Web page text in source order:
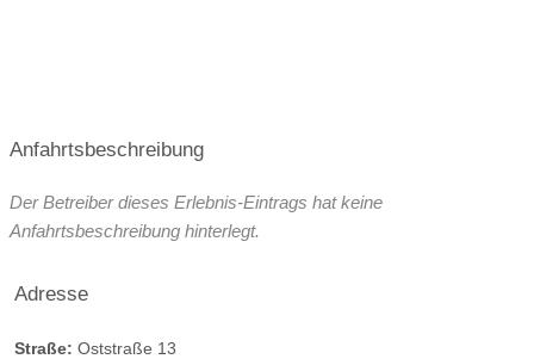
Anfahrtsbeschreibung
Der Betreiber dieses Erlebnis-Eintrags hat keine
Anfahrtsbeschreibung hinterlegt.
Adresse
Straße: Oststraße 13